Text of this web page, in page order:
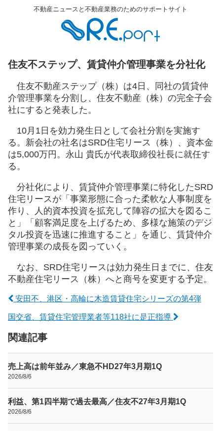
不動産ニュースと不動産業務のためのサポートサイト
住友不ステップ、賃貸仲介管理事業を分社化
住友不動産ステップ（株）は4日、同社の賃貸仲
介管理事業を分割し、住友不動産（株）の完全子会
社にすると発表した。
10月1日を効力発生日として会社分割を実施す
る。新会社の社名はSRD住宅リース（株）、資本金
は5,000万円。永山 貴氏が代表取締役社長に就任す
る。
分社化により、賃貸仲介管理事業に特化したSRD
住宅リースが「事業形態に合った柔軟な人事制度を
作り、人的資本投資を拡充して陣容の拡大を図るこ
と」「顧客満足度を上げるため、多様な施策のデジ
タル投資を迅速に推進すること」を通じ、賃貸仲介
管理事業の成長を図っていく。
なお、SRD住宅リースは効力発生日までに、住友
不動産住宅リース（株）へと商号を変更する予定。
安田不、港区・高輪に木造賃貸住宅シリーズの第4弾
国交省、賃貸住宅管理業者等118社に是正指導
関連記事
売上高は前年並み／東急不HD27年3月期1Q
2026/8/6
利益、第1四半期で過去最高／住友不27年3月期1Q
2026/8/6